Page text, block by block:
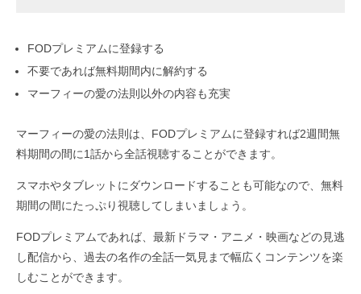
FODプレミアムに登録する
不要であれば無料期間内に解約する
マーフィーの愛の法則以外の内容も充実
マーフィーの愛の法則は、FODプレミアムに登録すれば2週間無
料期間の間に1話から全話視聴することができます。
スマホやタブレットにダウンロードすることも可能なので、無料
期間の間にたっぷり視聴してしまいましょう。
FODプレミアムであれば、最新ドラマ・アニメ・映画などの見逃
し配信から、過去の名作の全話一気見まで幅広くコンテンツを楽
しむことができます。